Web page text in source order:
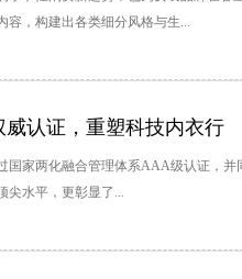
容，构建出各类细分风格与生...
认证，重塑科技内衣行
国家两化融合管理体系AAA级认证，
尖水平，更彰显了...